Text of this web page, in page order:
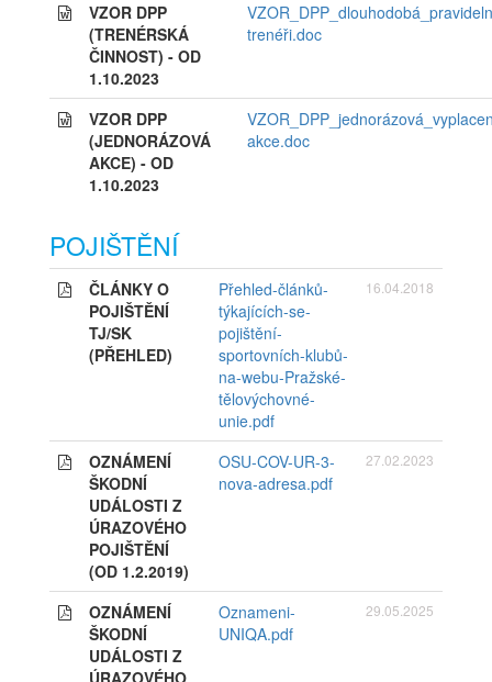
VZOR DPP
(TRENÉRSKÁ
ČINNOST) - OD
1.10.2023
trenéři.doc
VZOR DPP
(JEDNORÁZOVÁ
AKCE) - OD
1.10.2023
akce.doc
POJIŠTĚNÍ
ČLÁNKY O
POJIŠTĚNÍ
TJ/SK
(PŘEHLED)
Přehled-článků-
týkajících-se-
pojištění-
sportovních-klubů-
na-webu-Pražské-
tělovýchovné-
unie.pdf
16.04.2018
OZNÁMENÍ
ŠKODNÍ
UDÁLOSTI Z
ÚRAZOVÉHO
POJIŠTĚNÍ
(OD 1.2.2019)
OSU-COV-UR-3-
nova-adresa.pdf
27.02.2023
OZNÁMENÍ
ŠKODNÍ
UDÁLOSTI Z
ÚRAZOVÉHO
Oznameni-
UNIQA.pdf
29.05.2025